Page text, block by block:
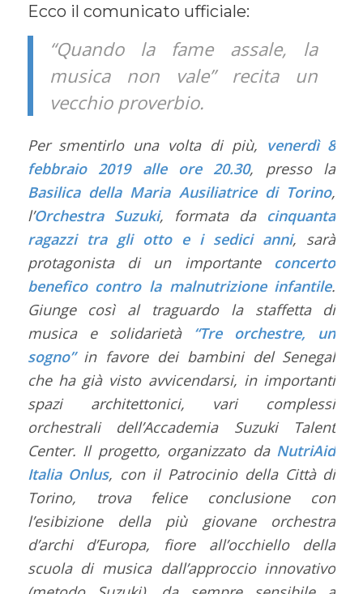
Ecco il comunicato ufficiale:
“Quando la fame assale, la
musica non vale” recita un
vecchio proverbio.
Per smentirlo una volta di più, venerdì 8
febbraio 2019 alle ore 20.30, presso la
Basilica della Maria Ausiliatrice di Torino,
l’Orchestra Suzuki, formata da cinquanta
ragazzi tra gli otto e i sedici anni, sarà
protagonista di un importante concerto
benefico contro la malnutrizione infantile.
Giunge così al traguardo la staffetta di
musica e solidarietà “Tre orchestre, un
sogno”in favore dei bambini del Senegal
che ha già visto avvicendarsi, in importanti
spazi architettonici, vari complessi
orchestrali dell’Accademia Suzuki Talent
Center. Il progetto, organizzato da NutriAid
Italia Onlus, con il Patrocinio della Città di
Torino, trova felice conclusione con
l’esibizione della più giovane orchestra
d’archi d’Europa, fiore all’occhiello della
scuola di musica dall’approccio innovativo